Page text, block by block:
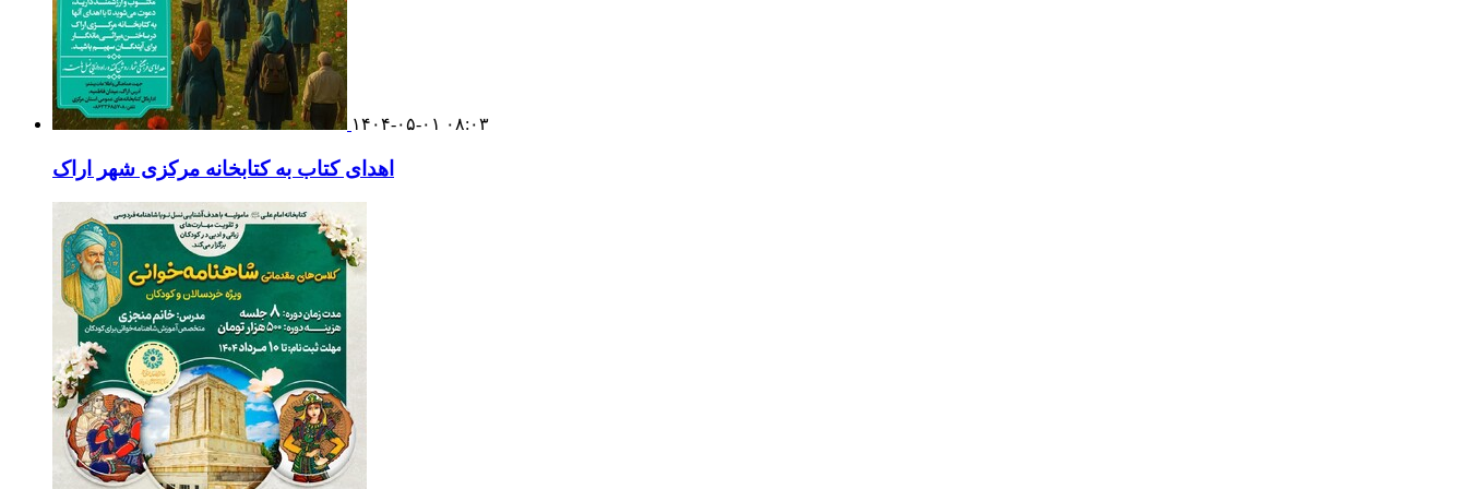
۱۴۰۴-۰۵-۰۱ ۰۸:۰۳
اهدای کتاب به کتابخانه مرکزی شهر اراک